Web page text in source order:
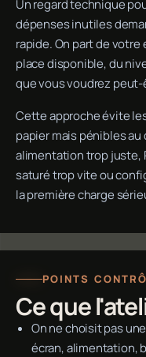
Un regard technique
dépenses inutiles
rapide. On part de
place disponible, du
que vous voudrez
Cette approche évite
papier mais pénibles
alimentation trop juste,
saturé trop vite ou
la première charge
POINTS
Ce que
On ne choisit pas
écran, alimentation,